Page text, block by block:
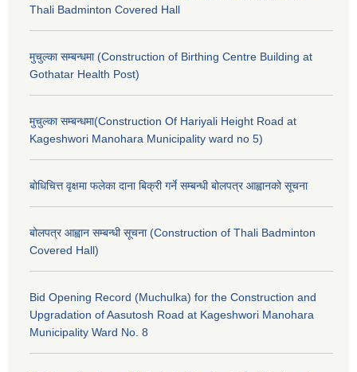
Thali Badminton Covered Hall
मुचुल्का सम्बन्धमा (Construction of Birthing Centre Building at
Gothatar Health Post)
मुचुल्का सम्बन्धमा(Construction Of Hariyali Height Road at
Kageshwori Manohara Municipality ward no 5)
बोधिचित्त वृक्षमा फलेका दाना बिक्री गर्ने सम्बन्धी बोलपत्र आह्वानको सूचना
बोलपत्र आह्वान सम्बन्धी सूचना (Construction of Thali Badminton
Covered Hall)
Bid Opening Record (Muchulka) for the Construction and
Upgradation of Aasutosh Road at Kageshwori Manohara
Municipality Ward No. 8